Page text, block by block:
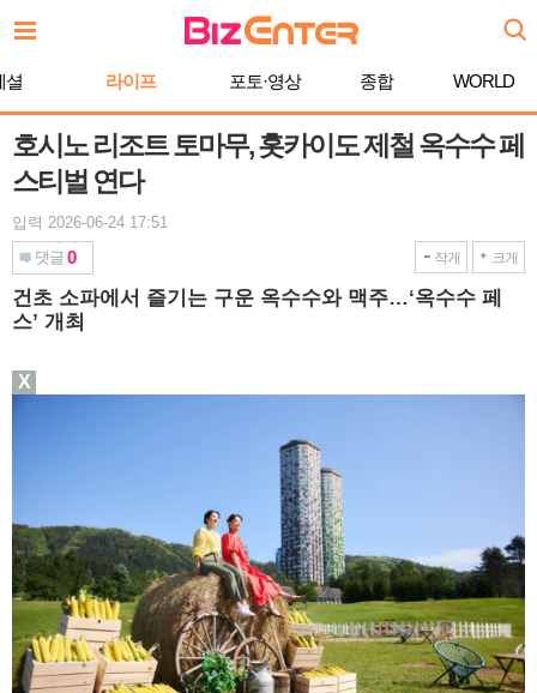
문
로셜 라이프 포토·영상 종합 WORLD
호시노 리조트 토마무, 홋카이도 제철 옥수수 페
스티벌 연다
입력 2026-06-24 17:51
댓글 0 작게 크게
건초 소파에서 즐기는 구운 옥수수와 맥주…‘옥수수 페
스’ 개최
X